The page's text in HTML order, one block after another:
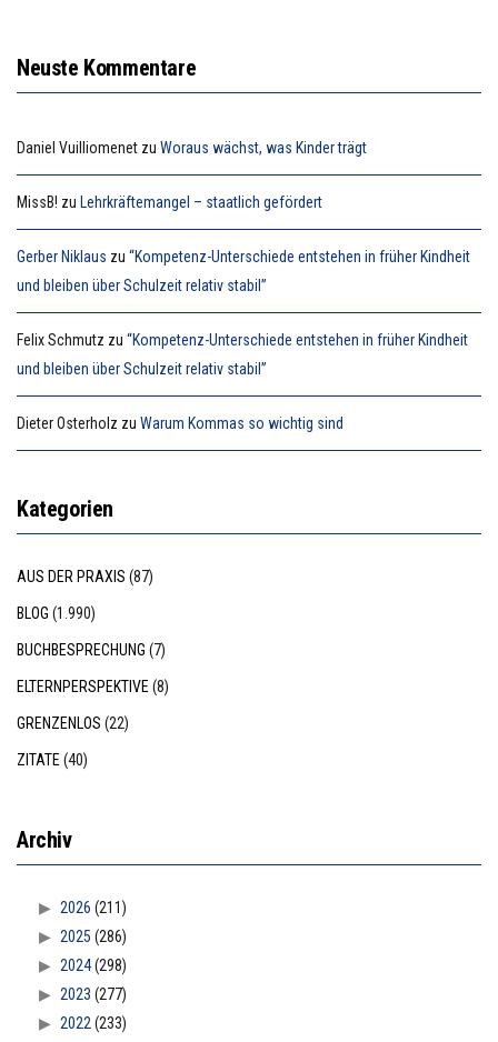
Neuste Kommentare
Daniel Vuilliomenet zu Woraus wächst, was Kinder trägt
MissB! zu Lehrkräftemangel – staatlich gefördert
Gerber Niklaus zu “Kompetenz-Unterschiede entstehen in früher Kindheit
und bleiben über Schulzeit relativ stabil”
Felix Schmutz zu “Kompetenz-Unterschiede entstehen in früher Kindheit
und bleiben über Schulzeit relativ stabil”
Dieter Osterholz zu Warum Kommas so wichtig sind
Kategorien
AUS DER PRAXIS (87)
BLOG (1.990)
BUCHBESPRECHUNG (7)
ELTERNPERSPEKTIVE(8)
GRENZENLOS (22)
ZITATE(40)
Archiv
2026 (211)
2025 (286)
2024(298)
2023 (277)
2022(233)